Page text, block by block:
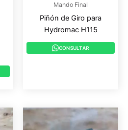
Mando Final
Piñón de Giro para
Hydromac H115
CONSULTAR